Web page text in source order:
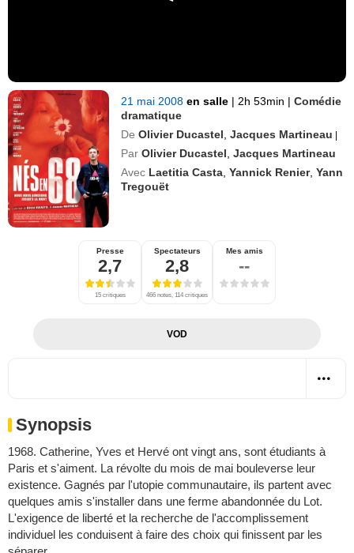
21 mai 2008en salle | 2h 53min | Comédie
dramatique
De Olivier Ducastel ,Jacques Martineau |
Par Olivier Ducastel ,Jacques Martineau
Avec Laetitia Casta ,Yannick Renier,Yann
Tregouët
Presse
2,7
15 critiques
Spectateurs
2,8
466 notes, 114 critiques
Mes amis
--
VOD
Synopsis
1968. Catherine, Yves et Hervé ont vingt ans, sont étudiants à
Paris et s'aiment. La révolte du mois de mai bouleverse leur
existence. Gagnés par l'utopie communautaire, ils partent avec
quelques amis s'installer dans une ferme abandonnée du Lot.
L'exigence de liberté et la recherche de l'accomplissement
individuel les conduisent à faire des choix qui finissent par les